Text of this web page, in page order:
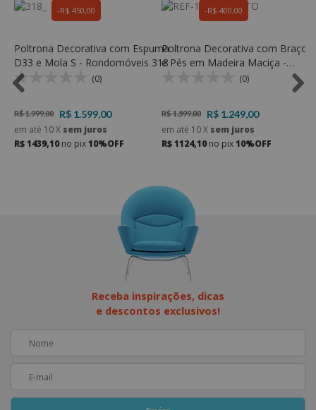
R$ 450,00 R$ 400,00
Poltrona Decorativa com Espuma
D33 e Mola S - Rondomóveis 318
(0)
R$ 1.999,00
R$ 1.599,00
em até 10X sem juros
R$ 1439,10no pix10%OFF
Poltrona Decorativa com Braços
e Pés em Madeira Maciça -
Rondomóveis 138(0)
R$ 1.599,00
R$ 1.249,00
em até 10X sem juros
R$ 1124,10no pix10%OFF
Receba inspirações, dicas
e descontos exclusivos!